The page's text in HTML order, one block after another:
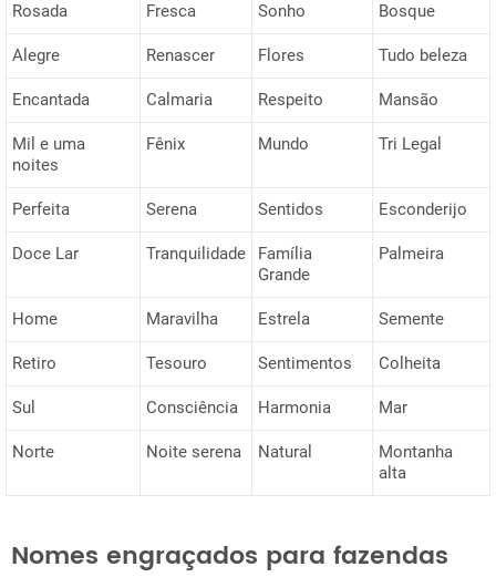
Rosada Fresca Sonho Bosque
Alegre Renascer Flores Tudo beleza
Encantada Calmaria Respeito Mansão
Mil e uma
noites
Fênix Mundo Tri Legal
Perfeita Serena Sentidos Esconderijo
Doce Lar Tranquilidade
Família
Grande
Palmeira
Home Maravilha Estrela Semente
Retiro Tesouro Sentimentos Colheita
Sul Consciência Harmonia Mar
Norte Noite serena Natural
Montanha
alta
Nomes engraçados para fazendas